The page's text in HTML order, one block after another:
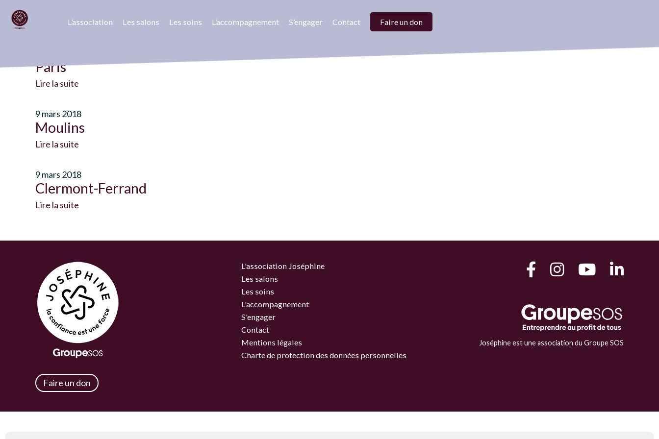
L’association Les salons Les soins L’accompagnement S’engager Contact Faire un don
Paris
Lire la suite
9 mars 2018
Moulins
Lire la suite
9 mars 2018
Clermont-Ferrand
Lire la suite
Faire un don
L'association Joséphine
Les salons
Les soins
L'accompagnement
S'engager
Contact
Mentions légales
Charte de protection des données personnelles
Joséphine est une association du Groupe SOS